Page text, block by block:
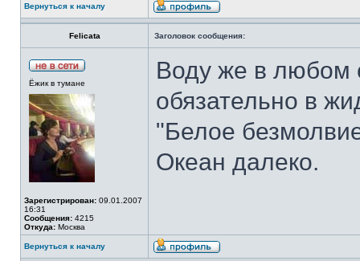
Вернуться к началу
Felicata Заголовок сообщения:
Ёжик в тумане
Зарегистрирован: 09.01.2007
16:31
Сообщения: 4215
Откуда: Москва
Воду же в любом
обязательно в
"Белое
Океан далеко.
Вернуться к началу